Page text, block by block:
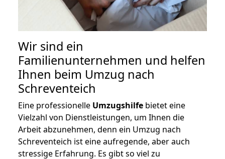
Wir sind ein
Familienunternehmen und helfen
Ihnen beim Umzug nach
Schreventeich
Eine professionelle Umzugshilfe bietet eine
Vielzahl von Dienstleistungen, um Ihnen die
Arbeit abzunehmen, denn ein Umzug nach
Schreventeich ist eine aufregende, aber auch
stressige Erfahrung. Es gibt so viel zu